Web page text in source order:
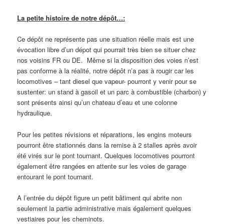
La petite histoire de notre dépôt…:
Ce dépôt ne représente pas une situation réelle mais est une
évocation libre d’un dépot qui pourrait très bien se situer chez
nos voisins FR ou DE. Même si la disposition des voies n’est
pas conforme à la réalité, notre dépôt n’a pas à rougir car les
locomotives – tant diesel que vapeur- pourront y venir pour se
sustenter: un stand à gasoil et un parc à combustible (charbon) y
sont présents ainsi qu’un chateau d’eau et une colonne
hydraulique.
Pour les petites révisions et réparations, les engins moteurs
pourront être stationnés dans la remise à 2 stalles après avoir
été virés sur le pont tournant. Quelques locomotives pourront
également être rangées en attente sur les voies de garage
entourant le pont tournant.
A l’entrée du dépôt figure un petit bâtiment qui abrite non
seulement la partie administrative mais également quelques
vestiaires pour les cheminots.